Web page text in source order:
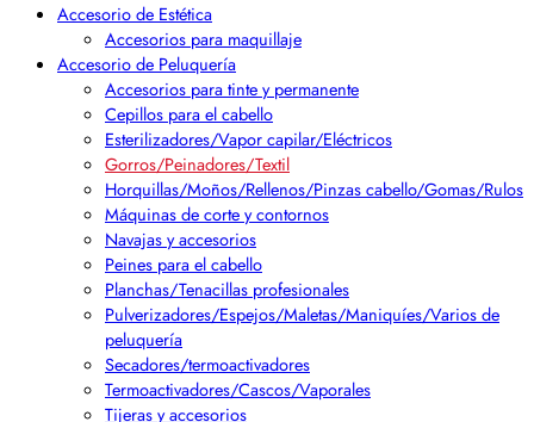
Accesorio de Estética
Accesorios para maquillaje
Accesorio de Peluquería
Accesorios para tinte y permanente
Cepillos para el cabello
Esterilizadores/Vapor capilar/Eléctricos
Gorros/Peinadores/Textil
Horquillas/Moños/Rellenos/Pinzas cabello/Gomas/Rulos
Máquinas de corte y contornos
Navajas y accesorios
Peines para el cabello
Planchas/Tenacillas profesionales
Pulverizadores/Espejos/Maletas/Maniquíes/Varios de
peluquería
Secadores/termoactivadores
Termoactivadores/Cascos/Vaporales
Tijeras y accesorios